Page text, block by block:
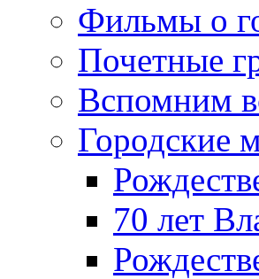
Фильмы о
Почетные
Вспомним
Городские
70 лет